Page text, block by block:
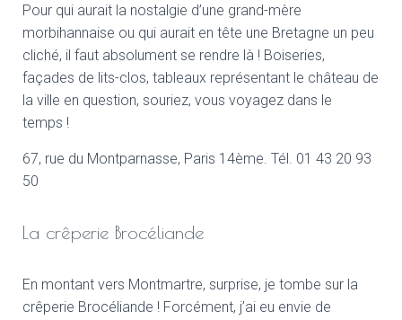
Pour qui aurait la nostalgie d’une grand-mère
morbihannaise ou qui aurait en tête une Bretagne un peu
cliché, il faut absolument se rendre là ! Boiseries,
façades de lits-clos, tableaux représentant le château de
la ville en question, souriez, vous voyagez dans le
temps !
67, rue du Montparnasse, Paris 14ème. Tél. 01 43 20 93
50
La crêperie Brocéliande
En montant vers Montmartre, surprise, je tombe sur la
crêperie Brocéliande ! Forcément, j’ai eu envie de